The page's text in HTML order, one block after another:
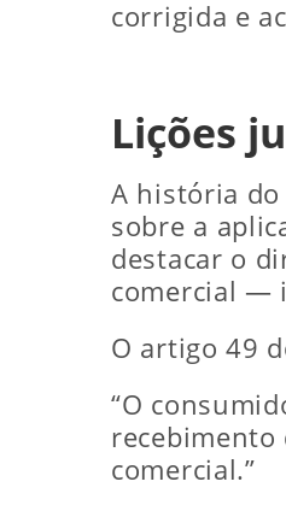
corrigida e
Lições
A história do
sobre a
destacar o
comercial —
O artigo 49
“O
comercial.”